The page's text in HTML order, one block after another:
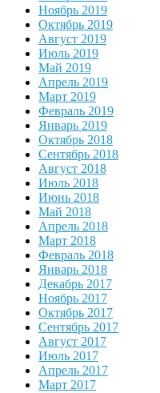
Ноябрь 2019
Октябрь 2019
Август 2019
Июль 2019
Май 2019
Апрель 2019
Март 2019
Февраль 2019
Январь 2019
Октябрь 2018
Сентябрь 2018
Август 2018
Июль 2018
Июнь 2018
Май 2018
Апрель 2018
Март 2018
Февраль 2018
Январь 2018
Декабрь 2017
Ноябрь 2017
Октябрь 2017
Сентябрь 2017
Август 2017
Июль 2017
Апрель 2017
Март 2017